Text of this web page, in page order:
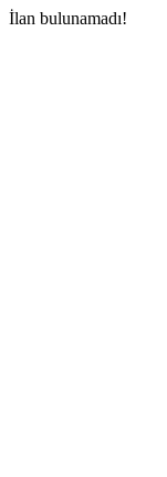
İlan bulunamadı!